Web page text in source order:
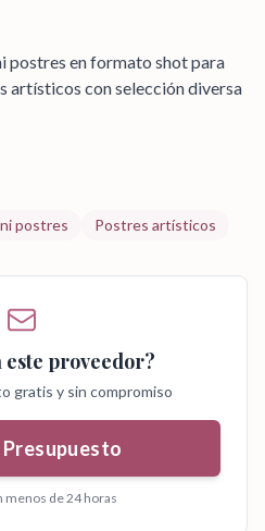
postres en formato shot para
artísticos con selección diversa
postres Postres artísticos
este proveedor?
gratis y sin compromiso
menos de 24 horas